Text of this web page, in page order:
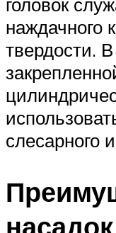
наждачного
твердости.
слесарного